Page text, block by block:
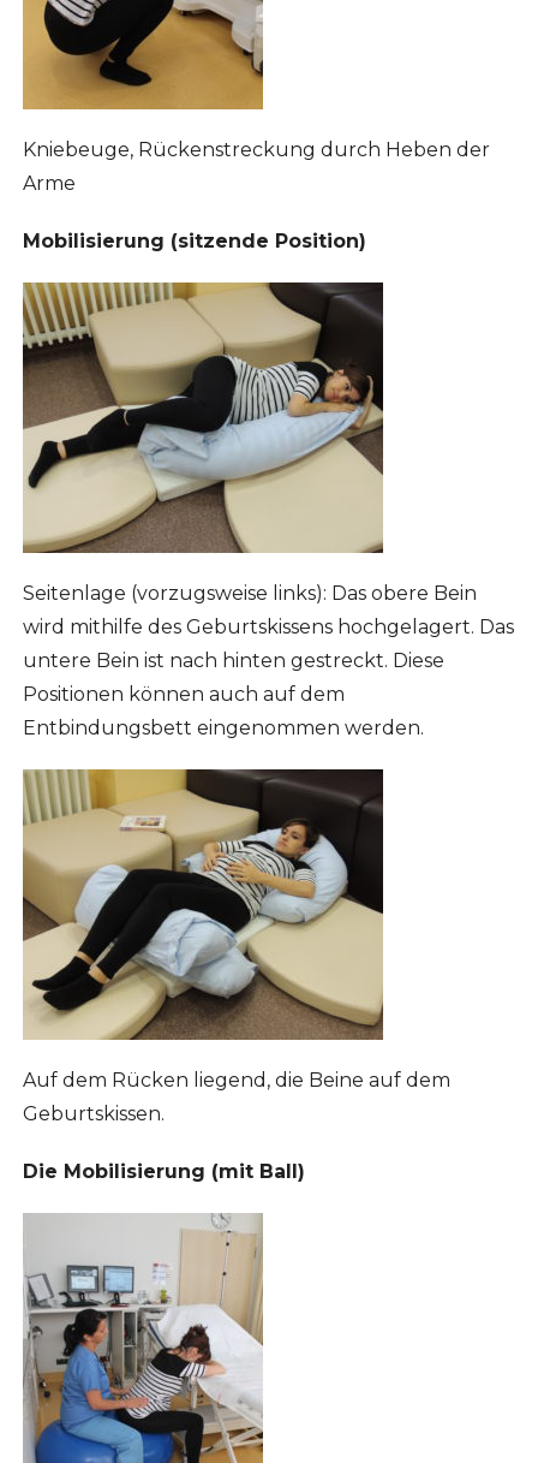
Kniebeuge, Rückenstreckung durch Heben der
Arme
Mobilisierung (sitzende Position)
Seitenlage (vorzugsweise links): Das obere Bein
wird mithilfe des Geburtskissens hochgelagert. Das
untere Bein ist nach hinten gestreckt. Diese
Positionen können auch auf dem
Entbindungsbett eingenommen werden.
Auf dem Rücken liegend, die Beine auf dem
Geburtskissen.
Die Mobilisierung (mit Ball)